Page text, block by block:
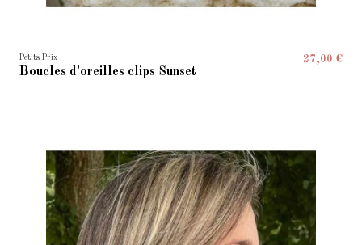
Petits Prix
Boucles d'oreilles clips Sunset
27,00 €